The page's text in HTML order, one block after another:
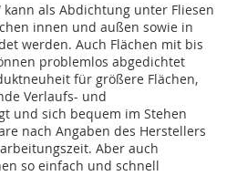
kann als Abdichtung unter Fliesen
innen und außen sowie in
werden. Auch Flächen mit bis
problemlos abgedichtet
für größere Flächen,
Verlaufs- und
und sich bequem im Stehen
nach Angaben des Herstellers
Aber auch
so einfach und schnell